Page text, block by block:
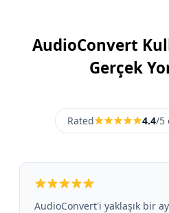
AudioConvert
Gerçek
Rated 4.4/5
AudioConvert'i yaklaşık bir